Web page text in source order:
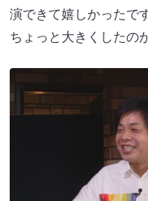
演できて嬉しかったで
ちょっと大きくしたの